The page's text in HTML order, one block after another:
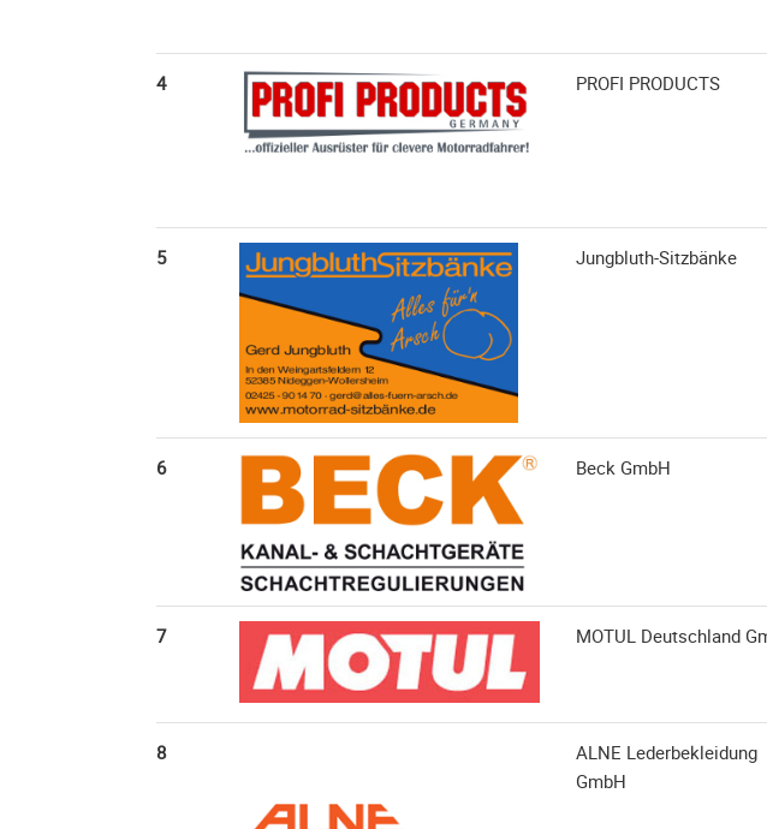
4 PROFI PRODUCTS
5 Jungbluth-Sitzbänke
6 Beck GmbH
7 MOTUL Deutschland
8
ALNE Lederbekleidung
GmbH